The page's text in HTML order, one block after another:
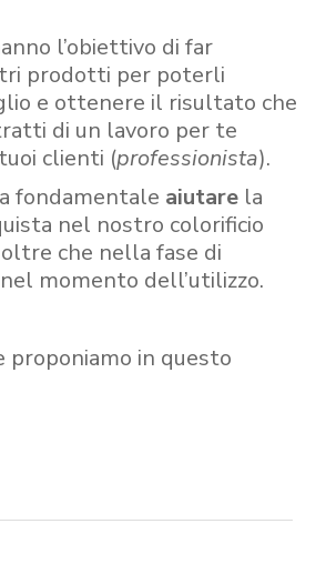
l’obiettivo di far
prodotti per poterli
e ottenere il risultato che
di un lavoro per te
clienti (professionista).
fondamentale aiutare la
nel nostro colorificio
che nella fase di
momento dell’utilizzo.
proponiamo in questo